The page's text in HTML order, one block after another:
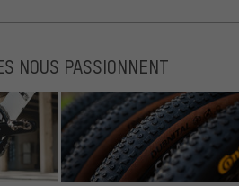
NOUS PASSIONNENT